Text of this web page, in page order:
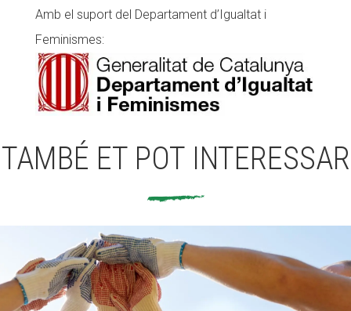
Amb el suport del Departament d’Igualtat i
Feminismes:
TAMBÉ ET POT INTERESSAR